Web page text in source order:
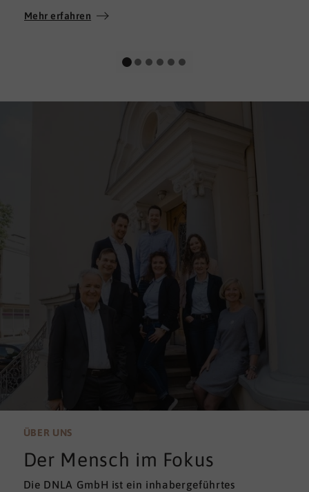
Soft Skills brauchen, finden sie in DNLA den
Mehr erfahren
ÜBER UNS
Der Mensch im Fokus
Die DNLA GmbH ist ein inhabergeführtes